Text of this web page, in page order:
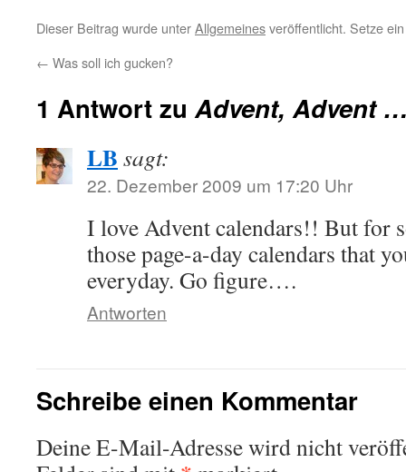
Dieser Beitrag wurde unterAllgemeinesveröffentlicht. Setze
← Was soll ich gucken?
1 Antwort zuAdvent, Advent
LB sagt:
22. Dezember 2009 um 17:20 Uhr
I love Advent calendars!! But for
those page-a-day calendars that
everyday. Go figure….
Antworten
Schreibe einen Kommentar
Deine E-Mail-Adresse wird nicht